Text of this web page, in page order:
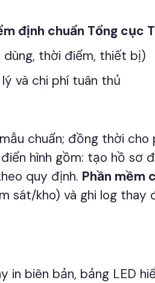
định chuẩn Tổng cục
thời điểm, thiết bị)
và chi phí tuân thủ
chuẩn; đồng thời cho
hình gồm: tạo hồ
quy định. Phần mềm
sát/kho) và ghi log thay
biên bản, bảng LED